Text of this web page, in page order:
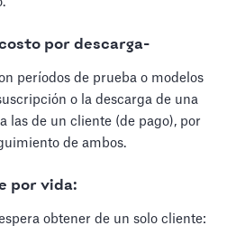
por descarga-
períodos de prueba o modelos
o la descarga de una
las de un cliente (de pago), por
de ambos.
por vida:
obtener de un solo cliente: